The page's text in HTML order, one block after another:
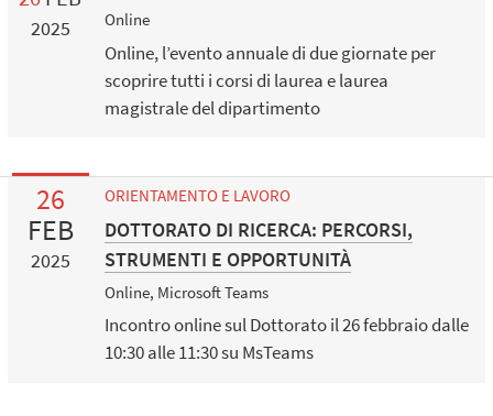
2025 Online
Online, l’evento annuale di due giornate per
scoprire tutti i corsi di laurea e laurea
magistrale del dipartimento
26
FEB
2025
ORIENTAMENTO E LAVORO
DOTTORATO DI RICERCA: PERCORSI,
STRUMENTI E OPPORTUNITÀ
Online, Microsoft Teams
Incontro online sul Dottorato il 26 febbraio dalle
10:30 alle 11:30 su MsTeams